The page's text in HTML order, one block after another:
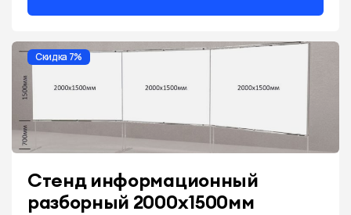
Скидка 7%
Стенд информационный
разборный 2000х1500мм